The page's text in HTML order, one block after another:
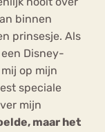
binnen
prinsesje. Als
Disney-
op mijn
speciale
mijn
maar het